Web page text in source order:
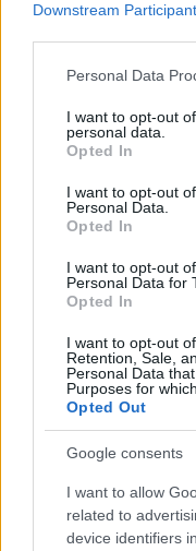
Downstream
Please note that this
not limited to your visit
grant or deny consent
use your data for
consent section.
Personal Data
I want to opt-out
personal data.
Opted In
I want to opt-out
Personal Data.
Opted In
I want to opt-out
Personal Data for
Opted In
I want to opt-out
Retention, Sale,
Personal Data
Purposes for
Opted Out
Google consents
I want to allow
related to
device identifiers
versengés,
barátokként
Minden egyes
nincs nagy
mert mindenki a
köztudott,
politikájában van
A „Vocea
tábor is
harmadikban
szerette a
versenyen sok
mindig tartom a
már énekeltem
garantáltan